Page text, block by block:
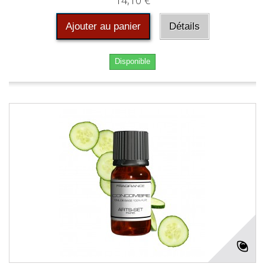
Ajouter au panier Détails
Disponible